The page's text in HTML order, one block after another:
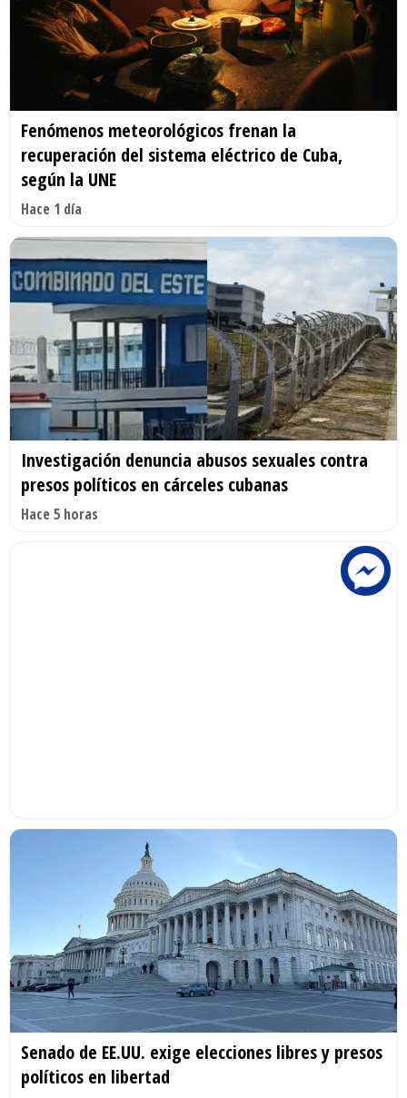
Fenómenos meteorológicos frenan la
recuperación del sistema eléctrico de Cuba,
según la UNE
Hace 1 día
Investigación denuncia abusos sexuales contra
presos políticos en cárceles cubanas
Hace 5 horas
Senado de EE.UU. exige elecciones libres y presos
políticos en libertad